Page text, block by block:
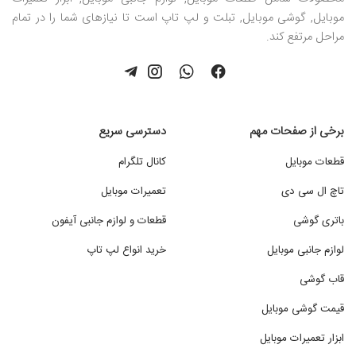
موبایل, گوشی موبایل, تبلت و لپ تاپ است تا نیازهای شما را در تمام
مراحل مرتفع کند.
برخی از صفحات مهم
قطعات موبایل
تاچ ال سی دی
باتری گوشی
لوازم جانبی موبایل
قاب گوشی
قیمت گوشی موبایل
ابزار تعمیرات موبایل
دسترسی سریع
کانال تلگرام
تعمیرات موبایل
قطعات و لوازم جانبی آیفون
خرید انواع لپ تاپ